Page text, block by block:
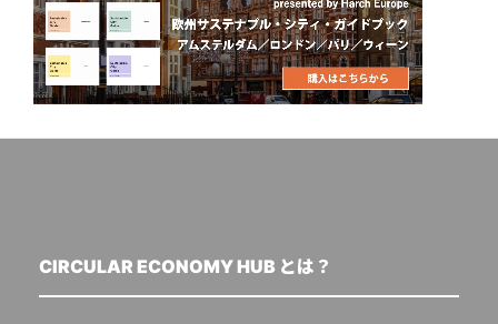
CIRCULAR ECONOMY HUB とは？